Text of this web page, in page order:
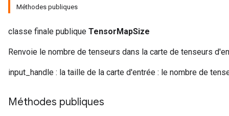
Méthodes publiques
classe finale publique TensorMapSize
Renvoie le nombre de tenseurs dans la carte de tenseurs
input_handle : la taille de la carte d'entrée : le nombre de
Méthodes publiques